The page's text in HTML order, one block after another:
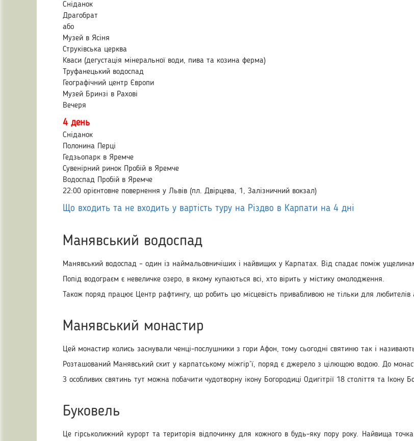
Сніданок
Драгобрат
або
Музей в Ясіня
Струківська церква
Кваси (дегустація мінеральної води, пива та козина ферма)
Труфанецький водоспад
Географічний центр Європи
Музей Бринзі в Рахові
Вечеря
4 день
Сніданок
Полонина Перці
Гедзьопарк в Яремче
Сувенірний ринок Пробій в Яремче
Водоспад Пробій в Яремче
22:00 орієнтовне повернення у Львів (пл. Двірцева, 1, Залізничний вокзал)
Що входить та не входить у вартість туру на Різдво в Карпати на 4 дні
Манявський водоспад
Манявський водоспад – один із наймальовничіших і найвищих у Карпатах. Від спадає поміж
Попід водограєм є невеличке озеро, в якому купаються всі, хто вірить у містику омолодження.
Також поряд працює Центр рафтингу, що робить цю місцевість привабливою не тільки для любителів
Манявський монастир
Цей монастир колись заснували ченці-послушники з гори Афон, тому сьогодні святиню так і
Розташований Манявський скит у карпатському міжгір’ї, поряд є джерело з цілющою водою. До
З особливих святинь тут можна побачити чудотворну ікону Богородиці Одигітрії 18 століття та Ікону
Буковель
Це гірськолижний курорт та територія відпочинку для кожного в будь-яку пору року. Найвища